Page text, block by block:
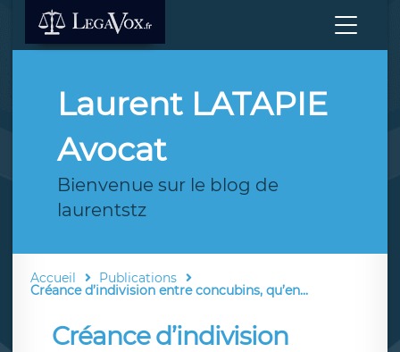
Laurent LATAPIE
Avocat
Bienvenue sur le blog de
laurentstz
Accueil Publications
Créance d’indivision entre concubins, qu’en...
Créance d’indivision